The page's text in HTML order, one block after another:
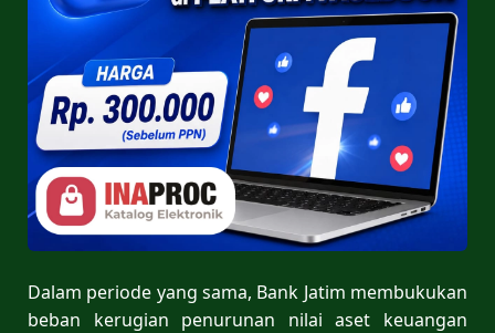
Dalam periode yang sama, Bank Jatim membukukan
beban kerugian penurunan nilai aset keuangan